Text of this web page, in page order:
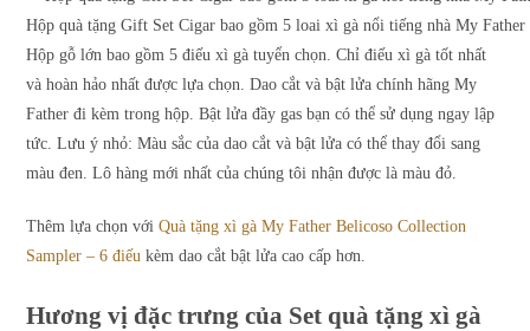
Hộp quà tặng Gift Set Cigar bao gồm 5 loai xì gà nổi tiếng nhà My Father
Hộp gỗ lớn bao gồm 5 điếu xì gà tuyển chọn. Chỉ điếu xì gà tốt nhất
và hoàn hảo nhất được lựa chọn. Dao cắt và bật lửa chính hãng My
Father đi kèm trong hộp. Bật lửa đầy gas bạn có thể sử dụng ngay lập
tức. Lưu ý nhỏ: Màu sắc của dao cắt và bật lửa có thể thay đổi sang
màu đen. Lô hàng mới nhất của chúng tôi nhận được là màu đỏ.
Thêm lựa chọn vớiQuà tặng xì gà My Father Belicoso Collection
Sampler – 6 điếu kèm dao cắt bật lửa cao cấp hơn.
Hương vị đặc trưng của Set quà tặng xì gà